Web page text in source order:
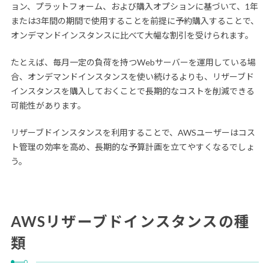
ョン、プラットフォーム、および購入オプションに基づいて、1年
または3年間の期間で使用することを前提に予約購入することで、
オンデマンドインスタンスに比べて大幅な割引を受けられます。
たとえば、毎月一定の負荷を持つWebサーバーを運用している場
合、オンデマンドインスタンスを使い続けるよりも、リザーブド
インスタンスを購入しておくことで長期的なコストを削減できる
可能性があります。
リザーブドインスタンスを利用することで、AWSユーザーはコス
ト管理の効率を高め、長期的な予算計画を立てやすくなるでしょ
う。
AWSリザーブドインスタンスの種
類